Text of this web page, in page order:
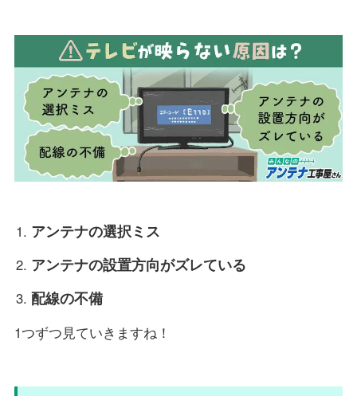
アンテナの選択ミス
アンテナの設置方向がズレている
配線の不備
1つずつ見ていきますね！